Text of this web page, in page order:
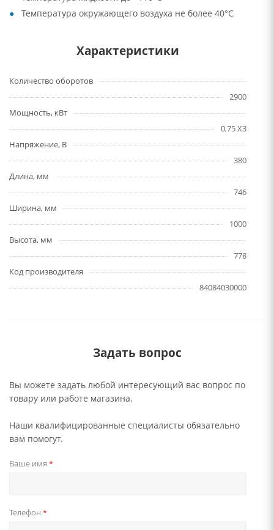
Температура окружающего воздуха не более 40°C
Характеристики
Количество оборотов
2900
Мощность, кВт
0,75 X3
Напряжение, В
380
Длина, мм
746
Ширина, мм
1000
Высота, мм
778
Код производителя
84084030000
Задать вопрос
Вы можете задать любой интересующий вас вопрос по
товару или работе магазина.
Наши квалифицированные специалисты обязательно
вам помогут.
Ваше имя *
Телефон *